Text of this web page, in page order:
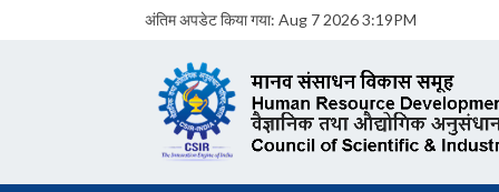
अंतिम अपडेट किया गया: Aug 7 2026 3:19PM